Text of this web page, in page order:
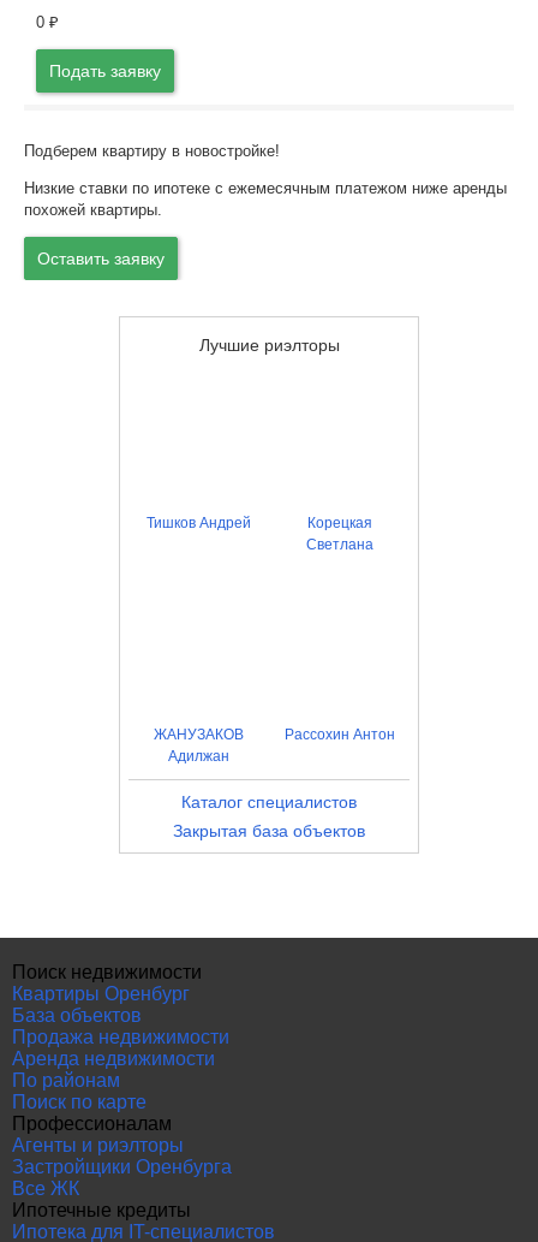
0 ₽
Подать заявку
Подберем квартиру в новостройке!
Низкие ставки по ипотеке с ежемесячным платежом ниже аренды
похожей квартиры.
Оставить заявку
Лучшие риэлторы
Тишков Андрей
Корецкая
Светлана
ЖАНУЗАКОВ
Адилжан
Рассохин Антон
Каталог специалистов
Закрытая база объектов
Поиск недвижимости
Квартиры Оренбург
База объектов
Продажа недвижимости
Аренда недвижимости
По районам
Поиск по карте
Профессионалам
Агенты и риэлторы
Застройщики Оренбурга
Все ЖК
Ипотечные кредиты
Ипотека для IT-специалистов